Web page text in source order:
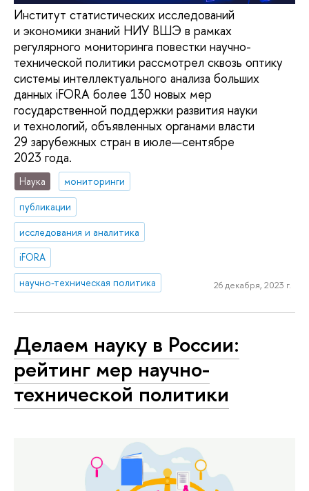
Институт статистических исследований
и экономики знаний НИУ ВШЭ в рамках
регулярного мониторинга повестки научно-
технической политики рассмотрел сквозь оптику
системы интеллектуального анализа больших
данных iFORA более 130 новых мер
государственной поддержки развития науки
и технологий, объявленных органами власти
29 зарубежных стран в июле—сентябре
2023 года.
Наука
мониторинги
публикации
исследования и аналитика
iFORA
научно-техническая политика
26 декабря, 2023 г.
Делаем науку в России:
рейтинг мер научно-
технической политики